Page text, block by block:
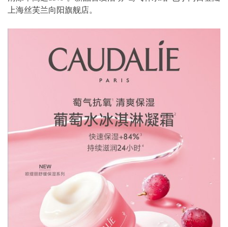
上海丝芙兰向阳旗舰店。